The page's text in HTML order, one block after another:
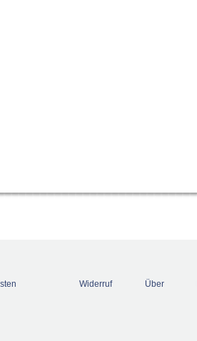
Widerruf Über